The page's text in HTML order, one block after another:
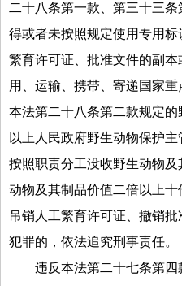
二十八条第一款、第三十三
得或者未按照规定使用专用
繁育许可证、批准文件的副
用、运输、携带、寄递国家
本法第二十八条第二款规定
以上人民政府野生动物保护
按照职责分工没收野生动物
动物及其制品价值二倍以上十
吊销人工繁育许可证、撤销
犯罪的，依法追究刑事责任。
违反本法第二十七条第四